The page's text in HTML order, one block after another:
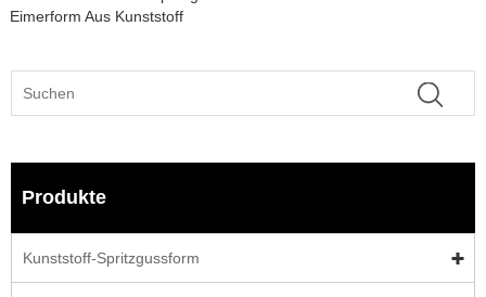
Eimerform Aus Kunststoff
Produkte
Kunststoff-Spritzgussform